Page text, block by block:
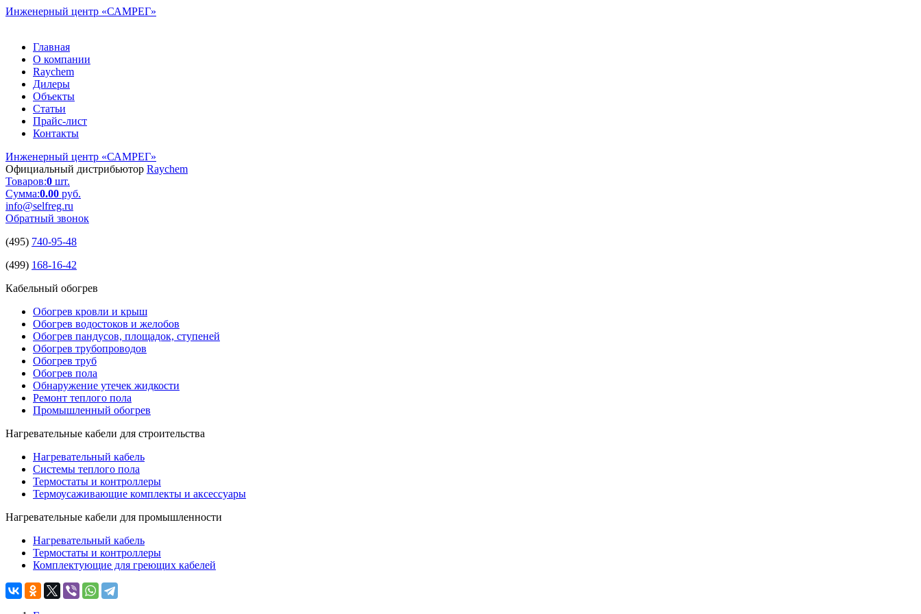
Инженерный центр «САМРЕГ»
Главная
О компании
Raychem
Дилеры
Объекты
Статьи
Прайс-лист
Контакты
Инженерный центр «САМРЕГ»
Официальный дистрибьютор Raychem
Товаров:0 шт.
Сумма:0.00 руб.
info@selfreg.ru
Обратный звонок
(495) 740-95-48
(499) 168-16-42
Кабельный обогрев
Обогрев кровли и крыш
Обогрев водостоков и желобов
Обогрев пандусов, площадок, ступеней
Обогрев трубопроводов
Обогрев труб
Обогрев пола
Обнаружение утечек жидкости
Ремонт теплого пола
Промышленный обогрев
Нагревательные кабели для строительства
Нагревательный кабель
Системы теплого пола
Термостаты и контроллеры
Термоусаживающие комплекты и аксессуары
Нагревательные кабели для промышленности
Нагревательный кабель
Термостаты и контроллеры
Комплектующие для греющих кабелей